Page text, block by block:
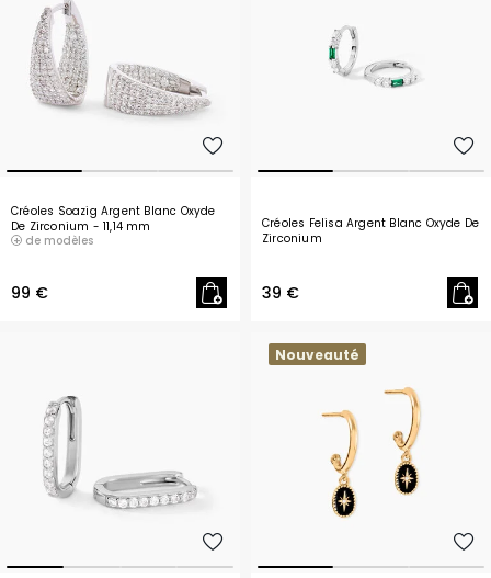
Créoles Soazig Argent Blanc Oxyde
De Zirconium - 11,14 mm
de modèles
99 €
Créoles Felisa Argent Blanc Oxyde De
Zirconium
39 €
Nouveauté